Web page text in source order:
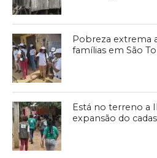
Pobreza extrema
famílias em São
Está no terreno a
expansão do